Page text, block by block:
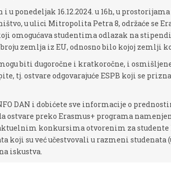
i u ponedeljak 16.12.2024. u 16h, u
u ulici Mitropolita Petra 8, održaće se
omogućava studentima odlazak na
zemlja iz EU, odnosno bilo kojoj zemlji
biti dugoročne i kratkoročne, i
tj. ostvare odgovarajuće ESPB koji se
DAN i dobićete sve informacije o
ostvare preko Erasmus+ programa
konkursima otvorenim za studente
koji su već učestvovali u razmeni
iskustva.